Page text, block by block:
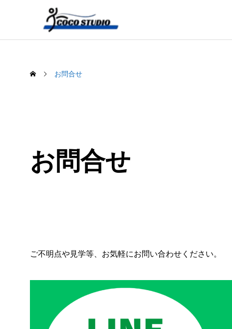
お問合せ
お問合せ
ご不明点や見学等、お気軽にお問い合わせください。